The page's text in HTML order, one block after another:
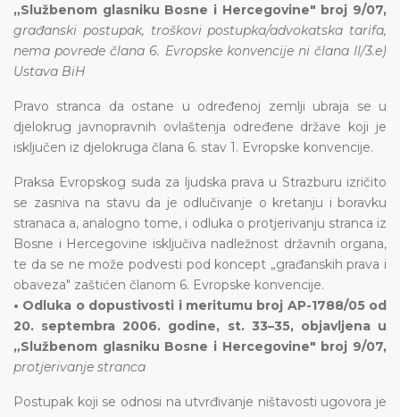
„Službenom glasniku Bosne i Hercegovine" broj 9/07,
građanski postupak, troškovi postupka/advokatska tarifa,
nema povrede člana 6. Evropske konvencije ni člana II/3.e)
Ustava BiH
Pravo stranca da ostane u određenoj zemlji ubraja se u
djelokrug javnopravnih ovlaštenja određene države koji je
isključen iz djelokruga člana 6. stav 1. Evropske konvencije.
Praksa Evropskog suda za ljudska prava u Strazburu izričito
se zasniva na stavu da je odlučivanje o kretanju i boravku
stranaca a, analogno tome, i odluka o protjerivanju stranca iz
Bosne i Hercegovine isključiva nadležnost državnih organa,
te da se ne može podvesti pod koncept „građanskih prava i
obaveza" zaštićen članom 6. Evropske konvencije.
• Odluka o dopustivosti i meritumu broj AP-1788/05 od
20. septembra 2006. godine, st. 33–35, objavljena u
„Službenom glasniku Bosne i Hercegovine" broj 9/07,
protjerivanje stranca
Postupak koji se odnosi na utvrđivanje ništavosti ugovora je